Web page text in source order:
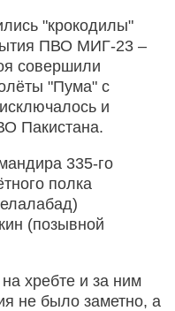
"крокодилы"
ПВО МИГ-23 –
совершили
"Пума" с
и
Пакистана.
335-го
полка
(позывной
хребте и за ним
не было заметно, а